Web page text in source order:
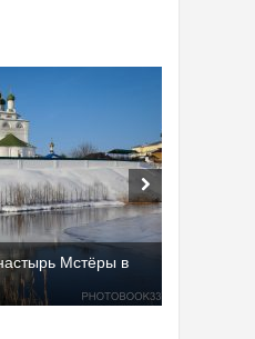
Мстёры в
(д. Алферово)